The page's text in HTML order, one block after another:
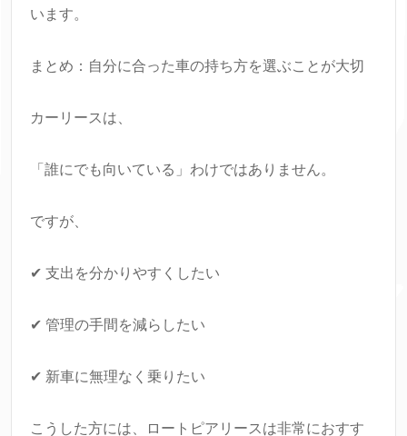
います。
まとめ：自分に合った車の持ち方を選ぶことが大切
カーリースは、
「誰にでも向いている」わけではありません。
ですが、
✔ 支出を分かりやすくしたい
✔ 管理の手間を減らしたい
✔ 新車に無理なく乗りたい
こうした方には、ロートピアリースは非常におすす